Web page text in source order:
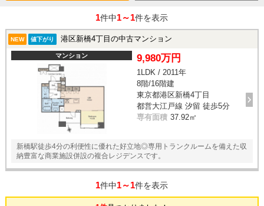
1件中1～1件を表示
NEW 値下がり 港区新橋4丁目の中古マンション
マンション 9,980万円
1LDK / 2011年
8階/16階建
東京都港区新橋4丁目
都営大江戸線 汐留 徒歩5分
専有面積 37.92㎡
新橋駅徒歩4分の利便性に優れた好立地◎専用トランクルームを備えた収
納豊富な商業施設併設の複合レジデンスです。
1件中1～1件を表示